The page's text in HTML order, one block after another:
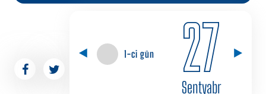
1-ci gün 27
Sentyabr